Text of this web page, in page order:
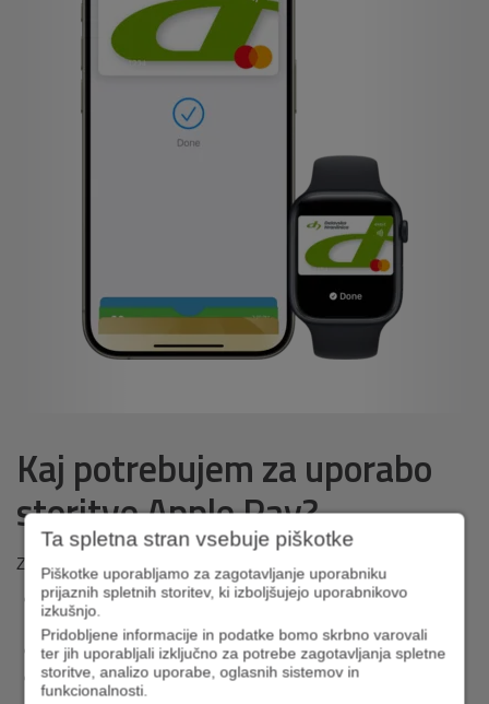
Kaj potrebujem za uporabo
storitve Apple Pay?
Za uporabo storitve Apple Pay potrebujete:
napravo Apple (povezava na Naprave, združljive s storitvijo
Apple Pay -
DH debetno ali kreditno kartico,
račun Apple ID, povezan z vašo Apple napravo.
Ta spletna stran vsebuje piškotke
Piškotke uporabljamo za zagotavljanje uporabniku
prijaznih spletnih storitev, ki izboljšujejo uporabnikovo
izkušnjo.
Pridobljene informacije in podatke bomo skrbno varovali
ter jih uporabljali izključno za potrebe zagotavljanja spletne
storitve, analizo uporabe, oglasnih sistemov in
funkcionalnosti.